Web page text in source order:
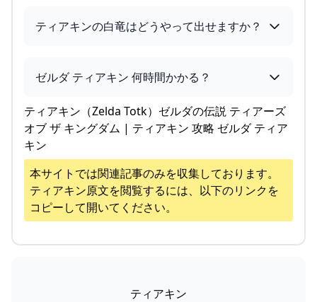
ティアキンの白竜はどうやって出せますか？
ゼルダ ティアキン 何時間かかる？
ティアキン（Zelda Totk）ゼルダの伝説 ティアーズ
オブ ザ キングダム | ティアキン 攻略 ゼルダ ティア
キン
本サイトでは関連記事のみを収集しております。
ティアキン原文を閲覧するには、以下のリンクを
コピーして開いてください。
ティアキン